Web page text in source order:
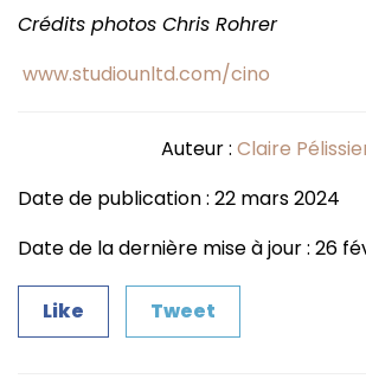
Crédits photos Chris Rohrer
www.studiounltd.com/cino
Auteur : Claire
Date de publication : 22 mars 2024
Date de la dernière mise à jour : 26
Like Tweet